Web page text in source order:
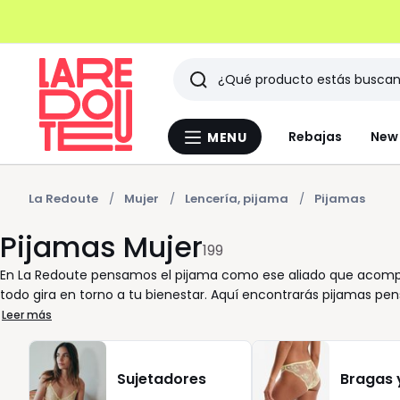
Menu
MENU Rebajas
Buscar
Últimos
artículos
vistos
La Redoute Mujer Lencería, pijama Pijamas
Pijamas Mujer199
En La Redoute pensamos el pijama como ese aliado que
todo gira en torno a tu bienestar. Aquí encontrarás pijamas
sensación agradable desde el primer uso. Cada artículo está
modelos en franela o tejido polar son una opción práctica
meses más fríos. Nuestro objetivo es ayudarte a seleccionar
otras con un descuento puntual, pero siempre con la misma
Leer más
Sujetadores Bragas